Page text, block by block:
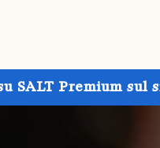
SALT Premium sul